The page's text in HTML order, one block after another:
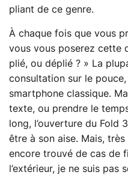
pliant de ce genre.
À chaque fois que vous
vous vous poserez cette
plié, ou déplié ? » La
consultation sur le
smartphone classique.
texte, ou prendre le
long, l’ouverture du Fold
être à son aise. Mais, très
encore trouvé de cas de
l’extérieur, je ne suis pas